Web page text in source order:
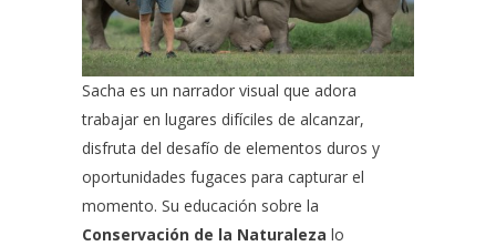
Sacha es un narrador visual que adora
trabajar en lugares difíciles de alcanzar,
disfruta del desafío de elementos duros y
oportunidades fugaces para capturar el
momento. Su educación sobre la
Conservación de la Naturaleza lo